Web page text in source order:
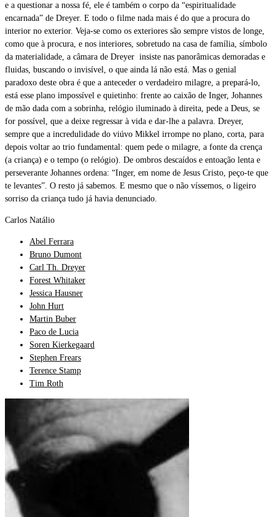
e a questionar a nossa fé, ele é também o corpo da “espiritualidade
encarnada” de Dreyer. E todo o filme nada mais é do que a procura do
interior no exterior. Veja-se como os exteriores são sempre vistos de longe,
como que à procura, e nos interiores, sobretudo na casa de família, símbolo
da materialidade, a câmara de Dreyer insiste nas panorâmicas demoradas e
fluidas, buscando o invisível, o que ainda lá não está. Mas o genial
paradoxo deste obra é que a anteceder o verdadeiro milagre, a prepará-lo,
está esse plano impossível e quietinho: frente ao caixão de Inger, Johannes
de mão dada com a sobrinha, relógio iluminado à direita, pede a Deus, se
for possível, que a deixe regressar à vida e dar-lhe a palavra. Dreyer,
sempre que a incredulidade do viúvo Mikkel irrompe no plano, corta, para
depois voltar ao trio fundamental: quem pede o milagre, a fonte da crença
(a criança) e o tempo (o relógio). De ombros descaídos e entoação lenta e
perseverante Johannes ordena: “Inger, em nome de Jesus Cristo, peço-te que
te levantes”. O resto já sabemos. E mesmo que o não víssemos, o ligeiro
sorriso da criança tudo já havia denunciado.
Carlos Natálio
Abel Ferrara
Bruno Dumont
Carl Th. Dreyer
Forest Whitaker
Jessica Hausner
John Hurt
Martin Buber
Paco de Lucia
Soren Kierkegaard
Stephen Frears
Terence Stamp
Tim Roth